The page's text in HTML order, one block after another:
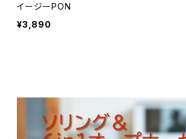
イージーPON
¥3,890